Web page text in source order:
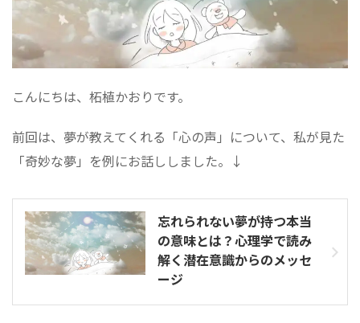
こんにちは、柘植かおりです。
前回は、夢が教えてくれる「心の声」について、私が見た
「奇妙な夢」を例にお話ししました。↓
忘れられない夢が持つ本当
の意味とは？心理学で読み
解く潜在意識からのメッセ
ージ